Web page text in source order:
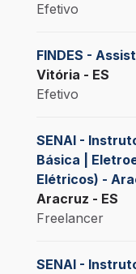
Efetivo
FINDES -
Vitória - ES
Efetivo
SENAI -
Básica |
Elétricos) -
Aracruz - ES
Freelancer
SENAI -